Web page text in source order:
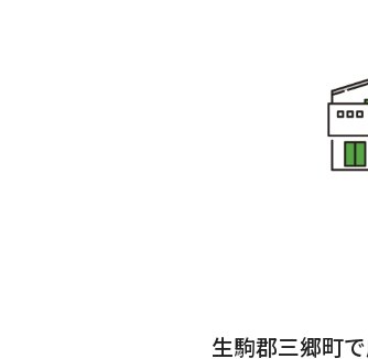
生駒郡三郷町